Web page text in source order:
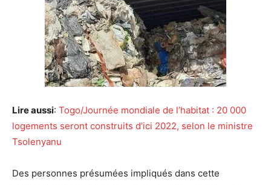
Lire aussi: Togo/Journée mondiale de l’habitat : 20 000
logements seront construits d’ici 2022, selon le ministre
Tsolenyanu
Des personnes présumées impliqués dans cette